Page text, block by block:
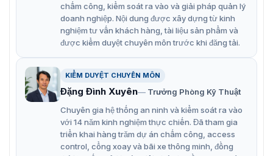
Phù hợp cho mở cửa khẩn cấp, sử dụng cho các hệ
thống kiểm soát ra vào, hệ thống báo cháy
Sử dụng: Exit door, Emergency door ( dùng trong
Màu sắc: Đỏ ( RED), Xanh lá ( GREEN), Trắng ( WHITE
), Cam ( ORANGE ).
Được làm bằng chất liệu nhựa
Cung cấp các tính năng công nghệ vượt trội cho việc
ứng dụng được tốt nhất.
chấm công, kiểm soát ra vào và giải pháp quản lý
doanh nghiệp. Nội dung được xây dựng từ kinh
nghiệm tư vấn khách hàng, tài liệu sản phẩm và
được kiểm duyệt chuyên môn trước khi đăng tải.
KIỂM DUYỆT CHUYÊN MÔN
Đặng Đình Xuyên
Trưởng Phòng Kỹ Thuật
Chuyên gia hệ thống an ninh và kiểm soát ra vào
với 14 năm kinh nghiệm thực chiến. Đã tham gia
triển khai hàng trăm dự án chấm công, access
control, cổng xoay và bãi xe thông minh, đồng